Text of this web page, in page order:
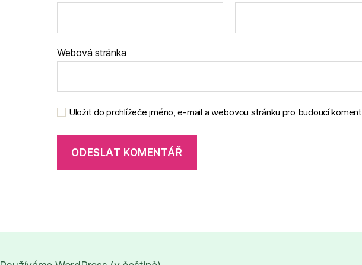
Webová stránka
Uložit do prohlížeče jméno, e-mail a webovou stránku pro budoucí